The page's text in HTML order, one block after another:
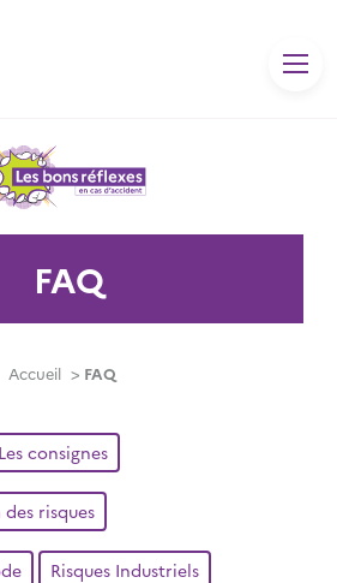
FAQ
Accueil > FAQ
Les consignes
risques
Risques Industriels
cookies